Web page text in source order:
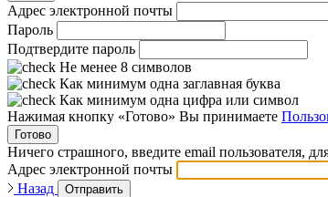
Адрес электронной почты
Пароль
Подтвердите пароль
Не менее 8 символов
Как минимум одна заглавная буква
Как минимум одна цифра или символ
Нажимая кнопку «Готово» Вы принимаете
Готово
Ничего страшного, введите email пользователя,
Адрес электронной почты
Назад
Отправить